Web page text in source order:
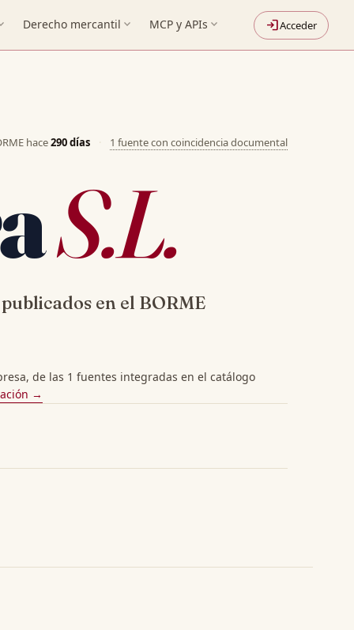
Derecho mercantil expand_more MCP y APIs expand_more loginAcceder
hace290 días · 1 fuente con coincidencia documental
S.L.
en el BORME
de las 1 fuentes integradas en el catálogo
→